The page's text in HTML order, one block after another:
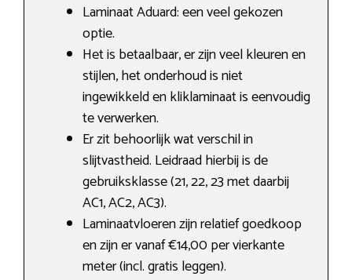
Laminaat Aduard: een veel gekozen
optie.
Het is betaalbaar, er zijn veel kleuren en
stijlen, het onderhoud is niet
ingewikkeld en kliklaminaat is eenvoudig
te verwerken.
Er zit behoorlijk wat verschil in
slijtvastheid. Leidraad hierbij is de
gebruiksklasse (21, 22, 23 met daarbij
AC1, AC2, AC3).
Laminaatvloeren zijn relatief goedkoop
en zijn er vanaf €14,00 per vierkante
meter (incl. gratis leggen).